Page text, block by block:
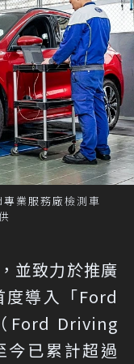
業服務廠檢測車
並致力於推廣
度導入「Ford
Ford Driving
已累計超過